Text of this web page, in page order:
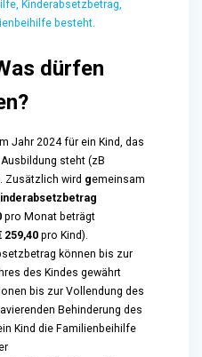
Kinderabsetzbetrag,
besteht.
dürfen
Jahr 2024 für ein Kind, das
steht (zB
. Zusätzlich wird gemeinsam
pro Monat beträgt
259,40 pro Kind).
können bis zur
des Kindes gewährt
bis zur Vollendung des
Behinderung des
Kind die Familienbeihilfe